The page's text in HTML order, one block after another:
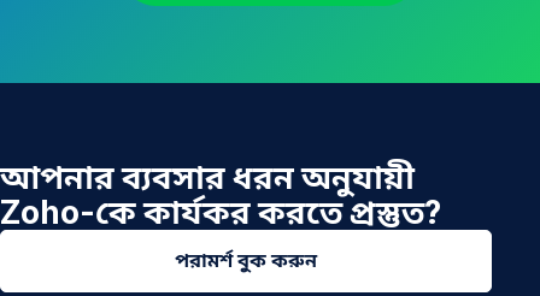
আপনার ব্যবসার ধরন অনুযায়ী
Zoho-কে কার্যকর করতে প্রস্তুত?
পরামর্শ বুক করুন